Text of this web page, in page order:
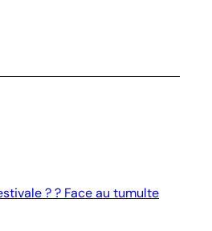
? ? Face au tumulte